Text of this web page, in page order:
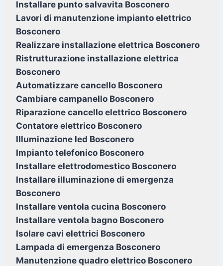
Installare punto salvavita Bosconero
Lavori di manutenzione impianto elettrico
Bosconero
Realizzare installazione elettrica Bosconero
Ristrutturazione installazione elettrica
Bosconero
Automatizzare cancello Bosconero
Cambiare campanello Bosconero
Riparazione cancello elettrico Bosconero
Contatore elettrico Bosconero
Illuminazione led Bosconero
Impianto telefonico Bosconero
Installare elettrodomestico Bosconero
Installare illuminazione di emergenza
Bosconero
Installare ventola cucina Bosconero
Installare ventola bagno Bosconero
Isolare cavi elettrici Bosconero
Lampada di emergenza Bosconero
Manutenzione quadro elettrico Bosconero